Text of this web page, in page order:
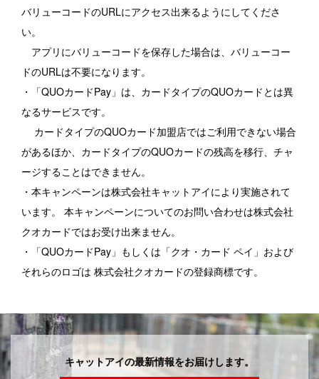
バリューコードのURLにアクセス出来るようにしてくださ
い。
アプリにバリューコードを保存した場合は、バリューコー
ドのURLは不要になります。
・「QUOカードPay」は、カードタイプのQUOカードとは異
なるサービスです。
カードタイプのQUOカード加盟店ではご利用できない場合
があるほか、カードタイプのQUOカードの残高を移行、チャ
ージすることはできません。
・本キャンペーンは株式会社キャットアイにより実施されて
います。 本キャンペーンについてのお問い合わせは株式会社
クオカードではお受け出来ません。
・「QUOカードPay」もしくは「クオ・カード ペイ」および
それらのロゴは 株式会社クオカードの登録商標です。
キャットアイの最新情報をお届けします。